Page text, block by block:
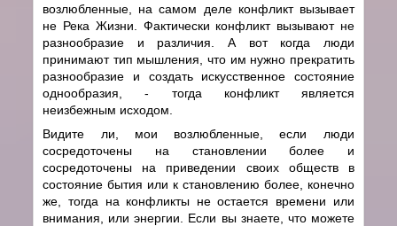
возлюбленные, на самом деле конфликт вызывает
не Река Жизни. Фактически конфликт вызывают не
разнообразие и различия. А вот когда люди
принимают тип мышления, что им нужно прекратить
разнообразие и создать искусственное состояние
однообразия, - тогда конфликт является
неизбежным исходом.
Видите ли, мои возлюбленные, если люди
сосредоточены на становлении более и
сосредоточены на приведении своих обществ в
состояние бытия или к становлению более, конечно
же, тогда на конфликты не остается времени или
внимания, или энергии. Если вы знаете, что можете